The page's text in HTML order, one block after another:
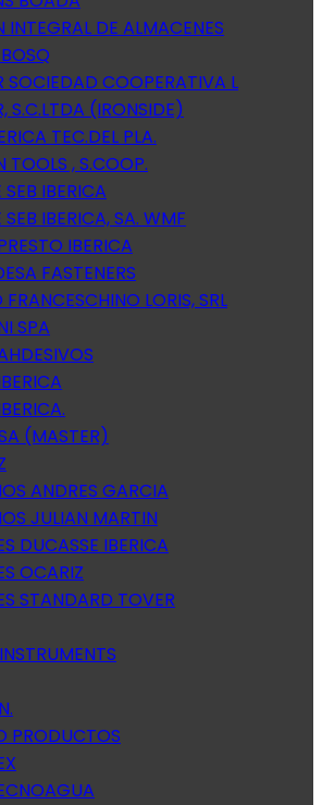
INTEGRAL DE ALMACENES
SOCIEDAD COOPERATIVA L
S.C.LTDA (IRONSIDE)
TEC.DEL PLA.
TOOLS , S.COOP.
IBERICA
IBERICA, SA. WMF
IBERICA
FASTENERS
LORIS, SRL
SPA
(MASTER)
ANDRES GARCIA
JULIAN MARTIN
DUCASSE IBERICA
OCARIZ
STANDARD TOVER
PRODUCTOS